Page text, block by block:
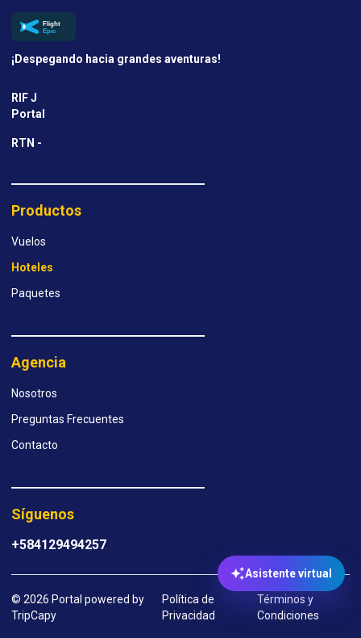
Asistente virtual
¡Despegando hacia grandes aventuras!
RIF J
Portal
RTN -
Productos
Vuelos
Hoteles
Paquetes
Agencia
Nosotros
Preguntas Frecuentes
Contacto
Síguenos
+584129494257
© 2026 Portal powered by
TripCapy
Política de
Privacidad
Términos y
Condiciones